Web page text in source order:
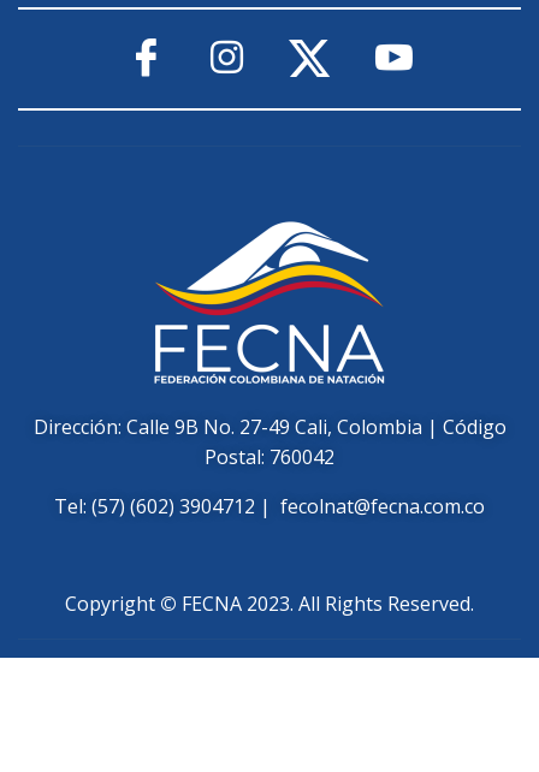
Dirección: Calle 9B No. 27-49 Cali, Colombia | Código
Postal: 760042
Tel: (57) (602) 3904712 | fecolnat@fecna.com.co
Copyright © FECNA 2023. All Rights Reserved.